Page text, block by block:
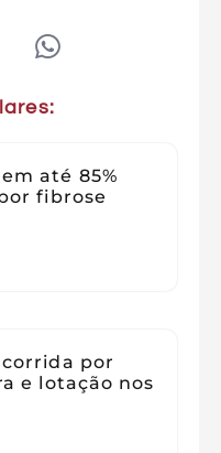
até 85%
fibrose
corrida por
e lotação nos